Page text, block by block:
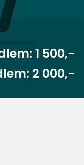
1 500,-
2 000,-